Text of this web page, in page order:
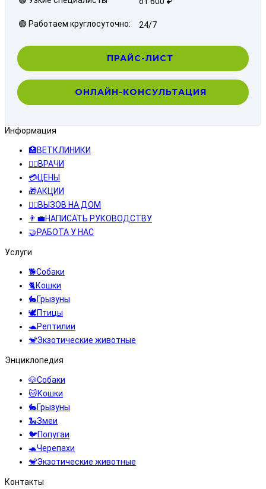
🟢 Работаем круглосуточно: 24/7
ПРАЙС-ЛИСТ
ОНЛАЙН-КОНСУЛЬТАЦИЯ
Информация
🏥ВЕТКЛИНИКИ
👨‍⚕️ВРАЧИ
💳ЦЕНЫ
🎁АКЦИИ
👩‍⚕️ВЫЗОВ НА ДОМ
👨‍💼НАПИСАТЬ РУКОВОДСТВУ
🤝РАБОТА У НАС
Услуги
🐕Собаки
🐈Кошки
🐇Грызуны
🕊️Птицы
🐢Рептилии
🐒Экзотические животные
Энциклопедия
🐶Собаки
🐱Кошки
🐇Грызуны
🐍Змеи
🐦Попугаи
🐢Черепахи
🐒Экзотические животные
Контакты